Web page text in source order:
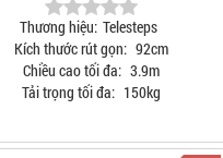
Thương hiệu: Telesteps
Kích thước rút gọn: 92cm
Chiều cao tối đa: 3.9m
Tải trọng tối đa: 150kg